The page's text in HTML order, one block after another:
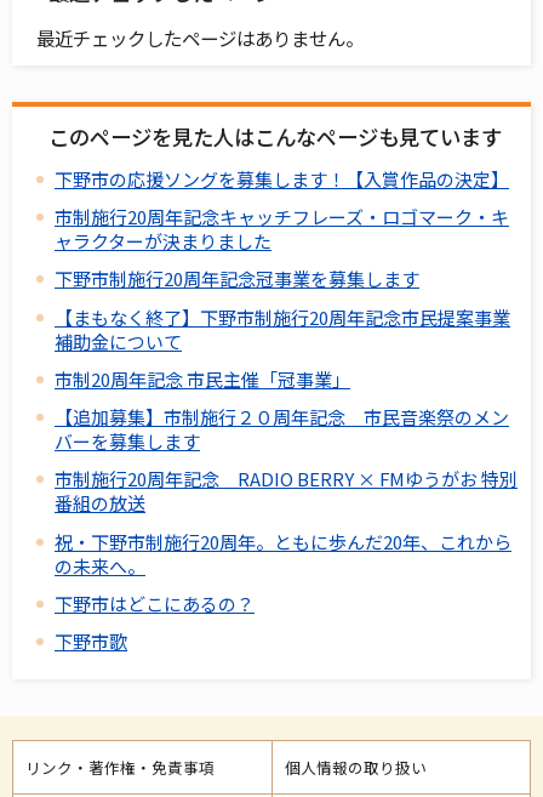
最近チェックしたページはありません。
このページを見た人はこんなページも見ています
下野市の応援ソングを募集します！【入賞作品の決定】
市制施行20周年記念キャッチフレーズ・ロゴマーク・キ
ャラクターが決まりました
下野市制施行20周年記念冠事業を募集します
【まもなく終了】下野市制施行20周年記念市民提案事業
補助金について
市制20周年記念 市民主催「冠事業」
【追加募集】市制施行２０周年記念 市民音楽祭のメン
バーを募集します
市制施行20周年記念 RADIO BERRY × FMゆうがお 特別
番組の放送
祝・下野市制施行20周年。ともに歩んだ20年、これから
の未来へ。
下野市はどこにあるの？
下野市歌
リンク・著作権・免責事項 個人情報の取り扱い